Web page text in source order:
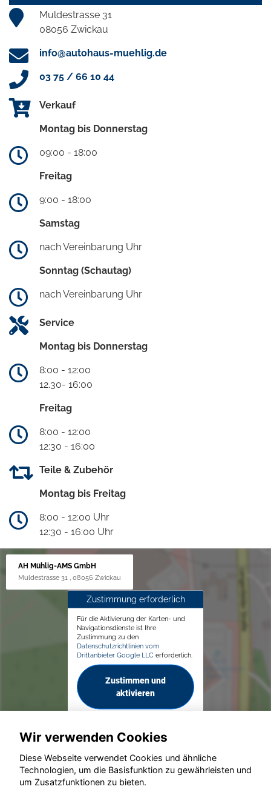
Muldestrasse 31
08056 Zwickau
info@autohaus-muehlig.de
03 75 / 66 10 44
Verkauf
Montag bis Donnerstag
09:00 - 18:00
Freitag
9:00 - 18:00
Samstag
nach Vereinbarung Uhr
Sonntag (Schautag)
nach Vereinbarung Uhr
Service
Montag bis Donnerstag
8:00 - 12:00
12.30- 16:00
Freitag
8:00 - 12:00
12:30 - 16:00
Teile & Zubehör
Montag bis Freitag
8:00 - 12:00 Uhr
12:30 - 16:00 Uhr
AH Mühlig-AMS GmbH
Muldestrasse 31 , 08056 Zwickau
Zustimmung erforderlich
Für die Aktivierung der Karten- und
Navigationsdienste ist Ihre
Zustimmung zu den
Datenschutzrichtlinien vom
Drittanbieter Google LLC erforderlich.
Zustimmen und
aktivieren
© konjunkturmotor.de GmbH 2020 - 2026
Wir verwenden Cookies
Diese Webseite verwendet Cookies und ähnliche
Technologien, um die Basisfunktion zu gewährleisten und
um Zusatzfunktionen zu bieten.